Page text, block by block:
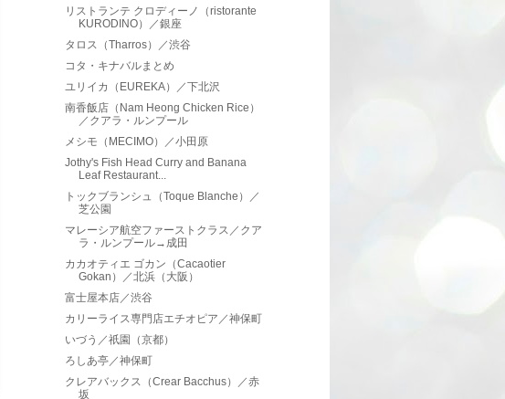
リストランテ クロディーノ（ristorante
KURODINO）／銀座
タロス（Tharros）／渋谷
コタ・キナバルまとめ
ユリイカ（EUREKA）／下北沢
南香飯店（Nam Heong Chicken Rice）
／クアラ・ルンプール
メシモ（MECIMO）／小田原
Jothy's Fish Head Curry and Banana
Leaf Restaurant...
トックブランシュ（Toque Blanche）／
芝公園
マレーシア航空ファーストクラス／クア
ラ・ルンプール→成田
カカオティエ ゴカン（Cacaotier
Gokan）／北浜（大阪）
富士屋本店／渋谷
カリーライス専門店エチオピア／神保町
いづう／祇園（京都）
ろしあ亭／神保町
クレアバックス（Crear Bacchus）／赤
坂